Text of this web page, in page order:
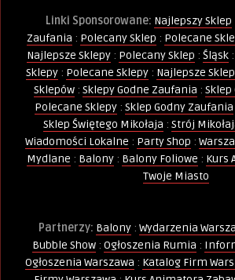
Linki Sponsorowane: Najlepszy Sklep
Zaufania : Polecany Sklep : Polecane
Najlepsze Sklepy : Polecany Sklep : Śląsk :
Sklepy: Polecane Sklepy: Najlepsze
Sklepów: Sklepy Godne Zaufania : Sklep
Polecane Sklepy : Sklep Godny Zaufania
Sklep Świętego Mikołaja : Strój
Wiadomości Lokalne : Party Shop :
Mydlane : Balony: Balony Foliowe : Kurs
Twoje Miasto
Partnerzy: Balony: Wydarzenia
Bubble Show: Ogłoszenia Rumia :
Ogłoszenia Warszawa : Katalog Firm